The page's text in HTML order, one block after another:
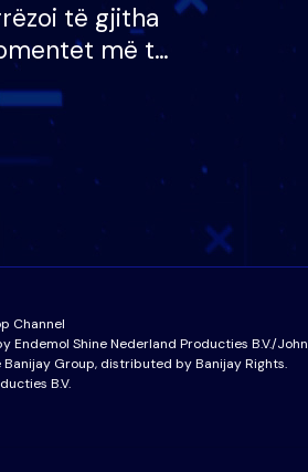
të gjitha
më të
VIP: Do më
kur…
Channel
Shine Nederland Producties B.V./
Group, distributed by Banijay Rights.
B.V.